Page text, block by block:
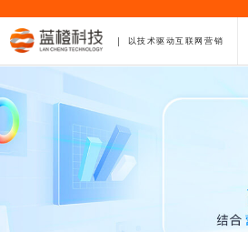
以技术驱动互联网营销